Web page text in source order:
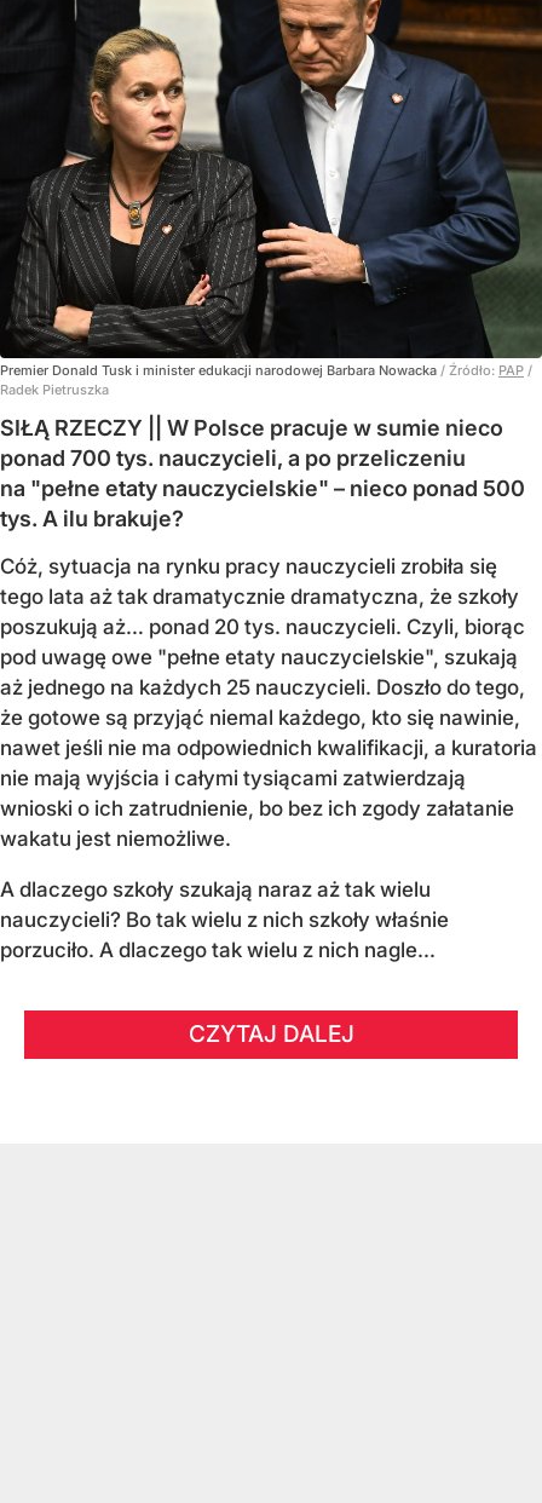
Premier Donald Tusk i minister edukacji narodowej Barbara Nowacka / Źródło: PAP /
Radek Pietruszka
SIŁĄ RZECZY || W Polsce pracuje w sumie nieco
ponad 700 tys. nauczycieli, a po przeliczeniu
na "pełne etaty nauczycielskie" – nieco ponad 500
tys. A ilu brakuje?
Cóż, sytuacja na rynku pracy nauczycieli zrobiła się
tego lata aż tak dramatycznie dramatyczna, że szkoły
poszukują aż… ponad 20 tys. nauczycieli. Czyli, biorąc
pod uwagę owe "pełne etaty nauczycielskie", szukają
aż jednego na każdych 25 nauczycieli. Doszło do tego,
że gotowe są przyjąć niemal każdego, kto się nawinie,
nawet jeśli nie ma odpowiednich kwalifikacji, a kuratoria
nie mają wyjścia i całymi tysiącami zatwierdzają
wnioski o ich zatrudnienie, bo bez ich zgody załatanie
wakatu jest niemożliwe.
A dlaczego szkoły szukają naraz aż tak wielu
nauczycieli? Bo tak wielu z nich szkoły właśnie
porzuciło. A dlaczego tak wielu z nich nagle...
CZYTAJ DALEJ